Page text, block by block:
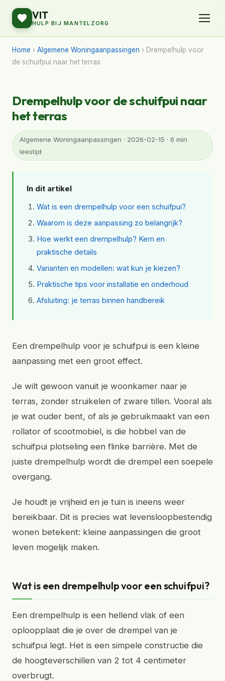
VIT
HULP BIJ MANTELZORG
Home › Algemene Woningaanpassingen › Drempelhulp voor
de schuifpui naar het terras
Drempelhulp voor de schuifpui naar
het terras
Algemene Woningaanpassingen · 2026-02-15 · 6 min
leestijd
In dit artikel
Wat is een drempelhulp voor een schuifpui?
Waarom is deze aanpassing zo belangrijk?
Hoe werkt een drempelhulp? Kern en
praktische details
Varianten en modellen: wat kun je kiezen?
Praktische tips voor installatie en onderhoud
Afsluiting: je terras binnen handbereik
Een drempelhulp voor je schuifpui is een kleine
aanpassing met een groot effect.
Je wilt gewoon vanuit je woonkamer naar je
terras, zonder struikelen of zware tillen. Vooral als
je wat ouder bent, of als je gebruikmaakt van een
rollator of scootmobiel, is die hobbel van de
schuifpui plotseling een flinke barrière. Met de
juiste drempelhulp wordt die drempel een soepele
overgang.
Je houdt je vrijheid en je tuin is ineens weer
bereikbaar. Dit is precies wat levensloopbestendig
wonen betekent: kleine aanpassingen die groot
leven mogelijk maken.
Wat is een drempelhulp voor een schuifpui?
Een drempelhulp is een hellend vlak of een
oploopplaat die je over de drempel van je
schuifpui legt. Het is een simpele constructie die
de hoogteverschillen van 2 tot 4 centimeter
overbrugt.